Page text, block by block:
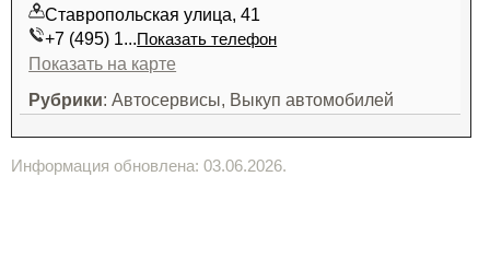
Ставропольская улица, 41
+7 (495) 1...Показать телефон
Показать на карте
Рубрики: Автосервисы, Выкуп автомобилей
Информация обновлена: 03.06.2026.